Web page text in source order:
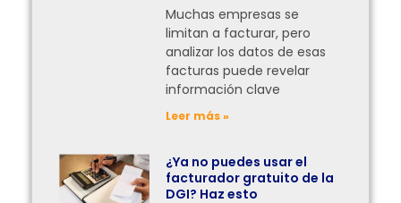
Muchas empresas se
limitan a facturar, pero
analizar los datos de esas
facturas puede revelar
información clave
Leer más »
¿Ya no puedes usar el
facturador gratuito de la
DGI? Haz esto